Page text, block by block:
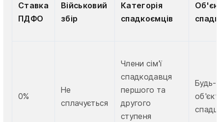
Ставка
ПДФО
Військовий
збір
Категорія
спадкоємців
0%
Не
сплачується
Члени сім'ї
спадкодавця
першого та
другого
ступеня
Будь-
об'єкт